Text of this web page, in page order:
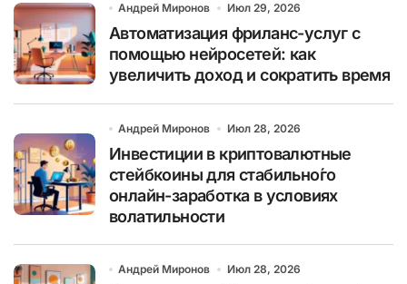
Андрей Миронов Июл 29, 2026
Автоматизация фриланс-услуг с
помощью нейросетей: как
увеличить доход и сократить время
Андрей Миронов Июл 28, 2026
Инвестиции в криптовалютные
стейбкоины для стабильно́го
онлайн-заработка в условиях
волатильности
Андрей Миронов Июл 28, 2026